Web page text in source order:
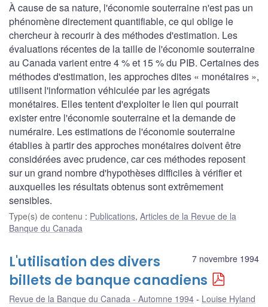
À cause de sa nature, l'économie souterraine n'est pas un
phénomène directement quantifiable, ce qui oblige le
chercheur à recourir à des méthodes d'estimation. Les
évaluations récentes de la taille de l'économie souterraine
au Canada varient entre 4 % et 15 % du PIB. Certaines des
méthodes d'estimation, les approches dites « monétaires »,
utilisent l'information véhiculée par les agrégats
monétaires. Elles tentent d'exploiter le lien qui pourrait
exister entre l'économie souterraine et la demande de
numéraire. Les estimations de l'économie souterraine
établies à partir des approches monétaires doivent être
considérées avec prudence, car ces méthodes reposent
sur un grand nombre d'hypothèses difficiles à vérifier et
auxquelles les résultats obtenus sont extrêmement
sensibles.
Type(s) de contenu : Publications, Articles de la Revue de la
Banque du Canada
7 novembre 1994
L'utilisation des divers
billets de banque canadiens
Revue de la Banque du Canada - Automne 1994 Louise Hyland